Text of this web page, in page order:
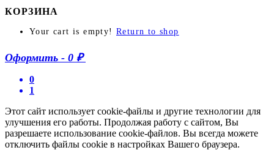
КОРЗИНА
Your cart is empty! Return to shop
Оформить - 0 ₽
0
1
Этот сайт использует cookie-файлы и другие технологии для
улучшения его работы. Продолжая работу с сайтом, Вы
разрешаете использование cookie-файлов. Вы всегда можете
отключить файлы cookie в настройках Вашего браузера.